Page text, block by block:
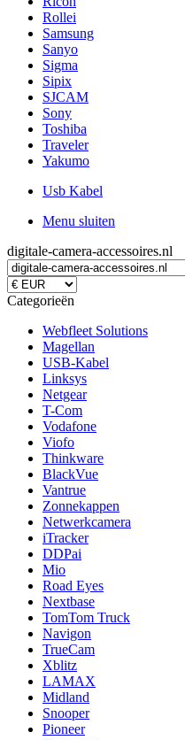
Rollei
Samsung
Sanyo
Sigma
Sipix
SJCAM
Sony
Toshiba
Traveler
Yakumo
Usb Kabel
Menu sluiten
digitale-camera-accessoires.nl
Categorieën
Webfleet Solutions
Magellan
USB-Kabel
Linksys
Netgear
T-Com
Vodafone
Viofo
Thinkware
BlackVue
Vantrue
Zonnekappen
Netwerkcamera
iTracker
DDPai
Mio
Road Eyes
Nextbase
TomTom Truck
Navigon
TrueCam
Xblitz
LAMAX
Midland
Snooper
Pioneer